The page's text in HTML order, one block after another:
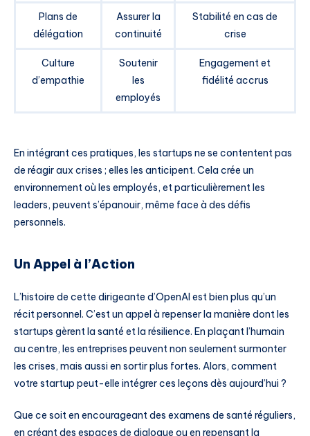
Plans de
délégation
Assurer la
continuité
Stabilité en cas de
crise
Culture
d’empathie
Soutenir
les
employés
Engagement et
fidélité accrus
En intégrant ces pratiques, les startups ne se contentent pas
de réagir aux crises ; elles les anticipent. Cela crée un
environnement où les employés, et particulièrement les
leaders, peuvent s’épanouir, même face à des défis
personnels.
Un Appel à l’Action
L’histoire de cette dirigeante d’OpenAI est bien plus qu’un
récit personnel. C’est un appel à repenser la manière dont les
startups gèrent la santé et la résilience. En plaçant l’humain
au centre, les entreprises peuvent non seulement surmonter
les crises, mais aussi en sortir plus fortes. Alors, comment
votre startup peut-elle intégrer ces leçons dès aujourd’hui ?
Que ce soit en encourageant des examens de santé réguliers,
en créant des espaces de dialogue ou en repensant la